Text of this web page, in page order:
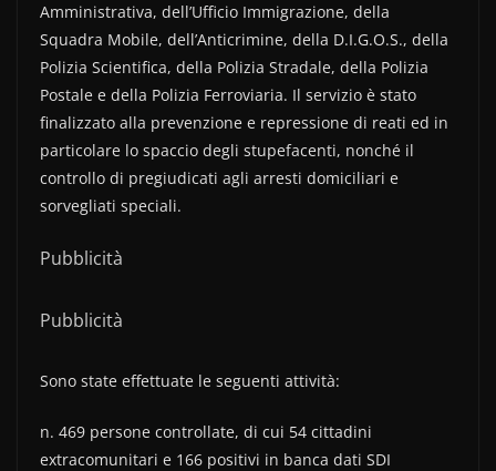
Amministrativa, dell’Ufficio Immigrazione, della
Squadra Mobile, dell’Anticrimine, della D.I.G.O.S., della
Polizia Scientifica, della Polizia Stradale, della Polizia
Postale e della Polizia Ferroviaria. Il servizio è stato
finalizzato alla prevenzione e repressione di reati ed in
particolare lo spaccio degli stupefacenti, nonché il
controllo di pregiudicati agli arresti domiciliari e
sorvegliati speciali.
Pubblicità
Pubblicità
Sono state effettuate le seguenti attività:
n. 469 persone controllate, di cui 54 cittadini
extracomunitari e 166 positivi in banca dati SDI